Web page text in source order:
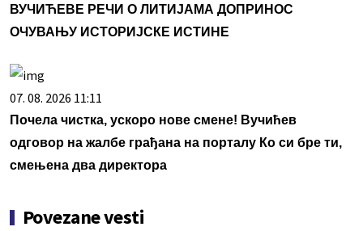
ВУЧИЋЕВЕ РЕЧИ О ЛИТИЈАМА ДОПРИНОС
ОЧУВАЊУ ИСТОРИЈСКЕ ИСТИНЕ
07. 08. 2026 11:11
Почела чистка, ускоро нове смене! Вучићев
одговор на жалбе грађана на порталу Ко си бре ти,
смењена два директора
Povezane vesti